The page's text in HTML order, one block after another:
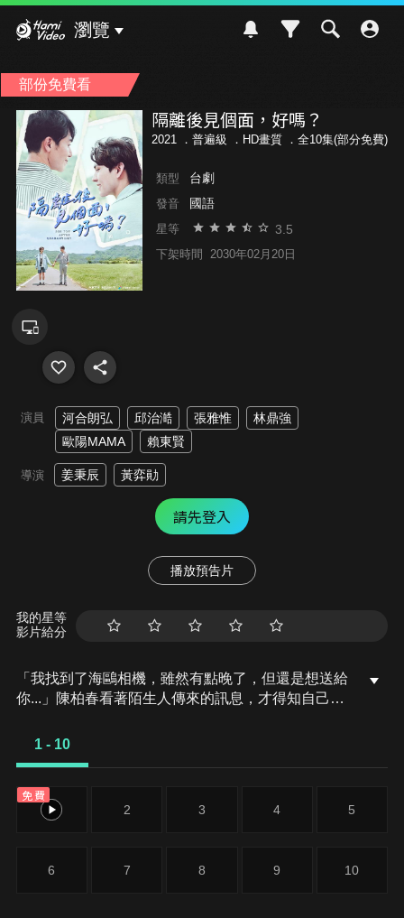
瀏覽
部份免費看
隔離後見個面，好嗎？
2021 ． 普遍級 ．HD畫質 ．全10集(部分免費)
類型 台劇
發音 國語
星等 3.5
下架時間 2030年02月20日
演員 河合朗弘 邱治澔 張雅惟
林鼎強
歐陽MAMA
賴東賢
導演 姜秉辰 黃弈勛
請先登入
播放預告片
我的星等
影片給分
「我找到了海鷗相機，雖然有點晚了，但還是想送給
你...」陳柏春看著陌生人傳來的訊息，才得知自己的
當成另一個人，而這個人拿著的正是自己心心念念的
1 - 10
免費
1 2 3 4 5
6 7 8 9 10